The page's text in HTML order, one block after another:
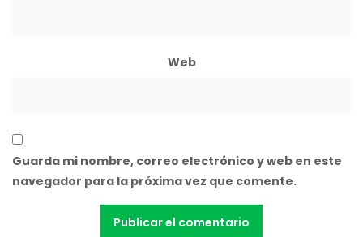
Web
Guarda mi nombre, correo electrónico y web en este
navegador para la próxima vez que comente.